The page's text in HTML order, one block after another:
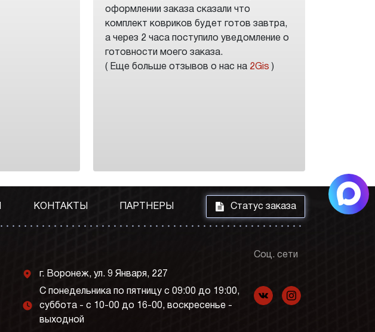
оформлении заказа сказали что
комплект ковриков будет готов завтра,
а через 2 часа поступило уведомление о
готовности моего заказа.
( Еще больше отзывов о нас на 2Gis )
КОНТАКТЫ ПАРТНЕРЫ i Статус заказа
j г. Воронеж, ул. 9 Января, 227
l
С понедельника по пятницу с 09:00 до 19:00,
суббота - с 10-00 до 16-00, воскресенье -
выходной
Соц. сети
f p